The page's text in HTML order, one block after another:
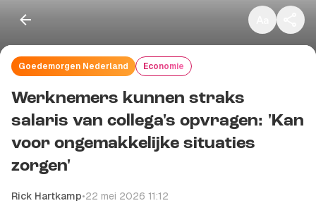
Goedemorgen Nederland Economie
Werknemers kunnen straks
salaris van collega's opvragen: 'Kan
voor ongemakkelijke situaties
zorgen'
Rick Hartkamp•22 mei 2026 11:12